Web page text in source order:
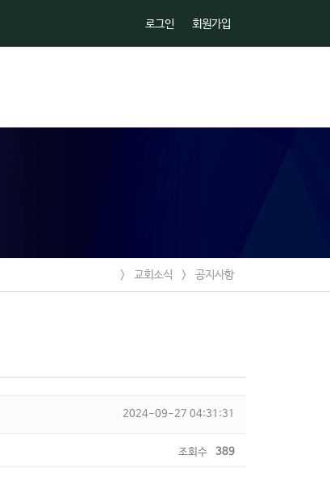
로그인 회원가입
> 교회소식 > 공지사항
2024-09-27 04:31:31
조회수 389